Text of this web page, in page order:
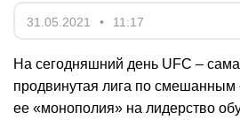
31.05.2021 11:17
На сегодняшний день UFC –
продвинутая лига по
ее «монополия» на лидерство